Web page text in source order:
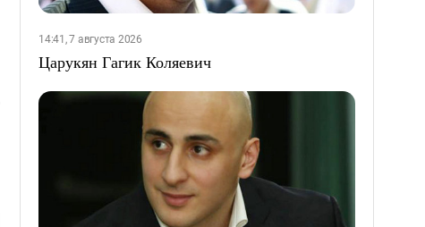
14:41, 7 августа 2026
Царукян Гагик Коляевич